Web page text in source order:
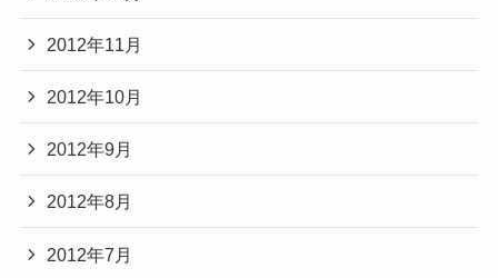
2012年11月
2012年10月
2012年9月
2012年8月
2012年7月